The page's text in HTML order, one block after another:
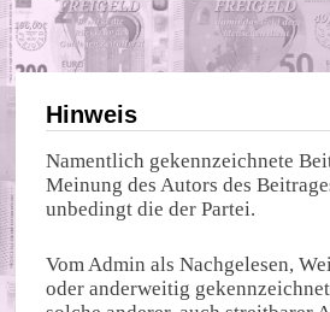
Hinweis
Namentlich gekennzeichnete
Meinung des Autors des
unbedingt die der Partei.
Vom Admin als Nachgelesen,
oder anderweitig